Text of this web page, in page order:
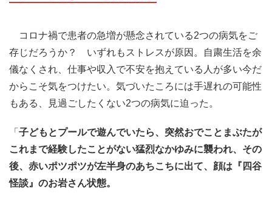
コロナ禍で患者の急増が懸念されている2つの病気をご
存じだろうか？ いずれもストレスが原因。自粛生活を余
儀なくされ、仕事や収入で不安を抱えている人が多い今だ
からこそ気をつけたい。気づいたころには手遅れの可能性
もある、見過ごしたくない2つの病気に迫った。
「 子どもとプールで遊んでいたら、突然おでことまぶたが
これまで経験したことがない猛烈なかゆみに襲われ、その
後、赤いポツポツが左半身のあちこちに出て、顔は『四谷
怪談』のお岩さん状態。